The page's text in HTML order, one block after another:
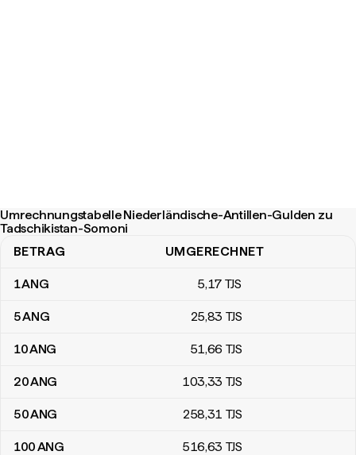
Umrechnungstabelle Niederländische-Antillen-Gulden zu
Tadschikistan-Somoni
Umrechnungstabelle Niederländische-Antillen-Gulden zu
BETRAG UMGERECHNET
1ANG 5,17 TJS
5ANG 25,83 TJS
10ANG 51,66 TJS
20ANG 103,33 TJS
50ANG 258,31 TJS
100ANG 516,63 TJS